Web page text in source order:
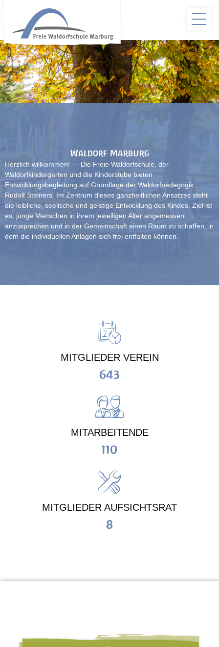
Waldorf Marburg
Herzlich willkommen! — Die Freie Waldorfschule, der
Waldorfkindergarten und die Kinderstube bieten
Entwicklungsbegleitung auf Grundlage der Waldorfpädagogik
Rudolf Steiners. Im Zentrum dieses ganzheitlichen Ansatzes steht
die leibliche, seelische und geistige Entwicklung des Kindes. Ziel ist
es, junge Menschen in ihrem jeweiligen Alter angemessen
anzusprechen und in der Gemeinschaft einen Raum zu schaffen, in
dem die individuellen Anlagen sich frei entfalten können.
MITGLIEDER VEREIN
643
MITARBEITENDE
110
MITGLIEDER AUFSICHTSRAT
8